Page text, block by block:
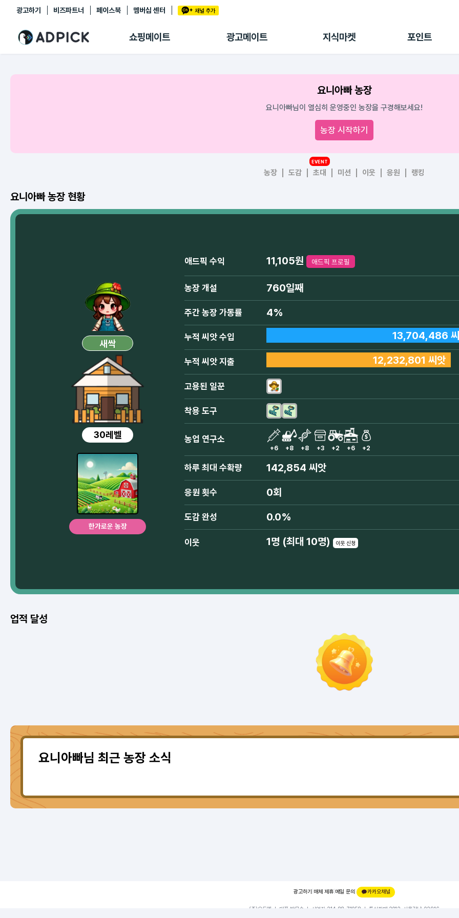
광고하기 비즈파트너 페이스북 멤버십 센터
쇼핑메이트 광고메이트 지식마켓 포인트
추천상품
쇼핑 에이전트
링크관리
광고리포트
출석 룰렛
후원
요니아빠 농장
요니아빠님이 열심히 운영중인 농장을 구경해보세요!
농장 시작하기
농장 도감 초대
EVENT
미션 이웃 응원 랭킹
요니아빠 농장 현황
새싹
30레벨
한가로운 농장
애드픽 수익 11,105원 애드픽 프로필
농장 개설 760일째
주간 농장 가동률 4%
누적 씨앗 수입 13,704,486
누적 씨앗 지출 12,232,801 씨앗
고용된 일꾼
착용 도구
농업 연구소
+6 +8 +8 +3 +2 +6 +2
하루 최대 수확량 142,854 씨앗
응원 횟수 0회
도감 완성 0.0%
이웃 1명 (최대 10명) 이웃 신청
업적 달성
요니아빠님 최근 농장 소식
광고하기 매체 제휴 메일 문의 | 카카오채널
(주)오드엠 ㅣ 대표 박무순 ㅣ 사업자 214-88-71058 ㅣ 통신판매 2012-서울강남-02916